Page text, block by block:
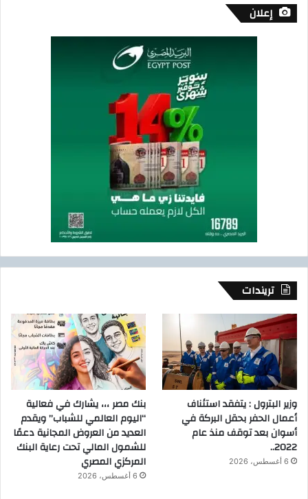
إعلان
تريندات
وزير البترول : يتفقد استئناف
أعمال الحفر بحقل البركة في
أسوان بعد توقف منذ عام
2022..
6 أغسطس، 2026
بنك مصر ،،، يشارك في فعالية
“اليوم العالمي للشباب” ويقدم
العديد من العروض المجانية دعمًا
للشمول المالي تحت رعاية البنك
المركزي المصري
6 أغسطس، 2026